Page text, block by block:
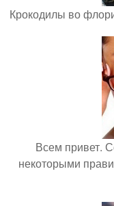
Крокодилы во
Всем привет.
некоторыми